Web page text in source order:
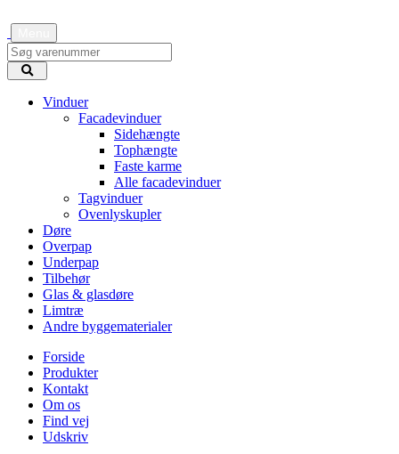
Vinduer
Facadevinduer
Sidehængte
Tophængte
Faste karme
Alle facadevinduer
Tagvinduer
Ovenlyskupler
Døre
Overpap
Underpap
Tilbehør
Glas & glasdøre
Limtræ
Andre byggematerialer
Forside
Produkter
Kontakt
Om os
Find vej
Udskriv